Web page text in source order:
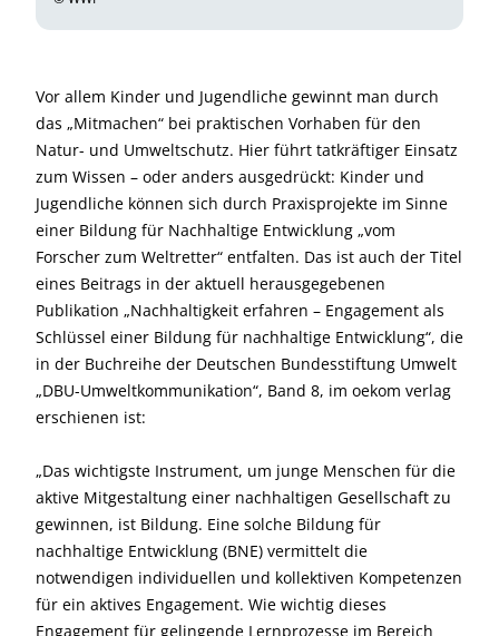
Vor allem Kinder und Jugendliche gewinnt man durch
das „Mitmachen“ bei praktischen Vorhaben für den
Natur- und Umweltschutz. Hier führt tatkräftiger Einsatz
zum Wissen – oder anders ausgedrückt: Kinder und
Jugendliche können sich durch Praxisprojekte im Sinne
einer Bildung für Nachhaltige Entwicklung „vom
Forscher zum Weltretter“ entfalten. Das ist auch der Titel
eines Beitrags in der aktuell herausgegebenen
Publikation „Nachhaltigkeit erfahren – Engagement als
Schlüssel einer Bildung für nachhaltige Entwicklung“, die
in der Buchreihe der Deutschen Bundesstiftung Umwelt
„DBU-Umweltkommunikation“, Band 8, im oekom verlag
erschienen ist:
„Das wichtigste Instrument, um junge Menschen für die
aktive Mitgestaltung einer nachhaltigen Gesellschaft zu
gewinnen, ist Bildung. Eine solche Bildung für
nachhaltige Entwicklung (BNE) vermittelt die
notwendigen individuellen und kollektiven Kompetenzen
für ein aktives Engagement. Wie wichtig dieses
Engagement für gelingende Lernprozesse im Bereich